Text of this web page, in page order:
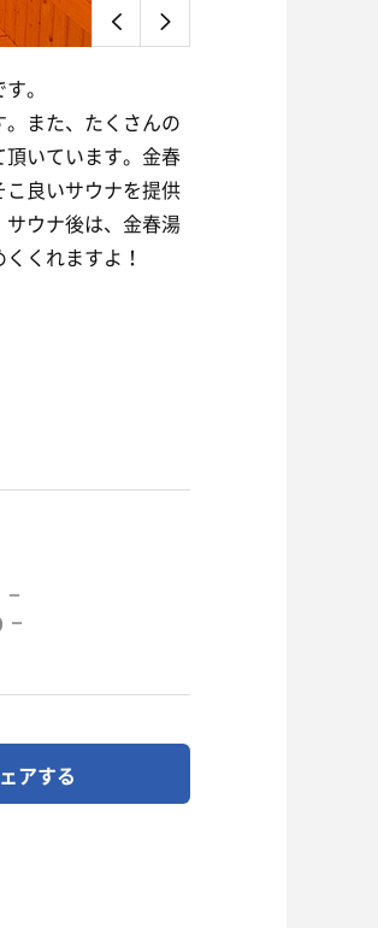
。
また、たくさんの
いています。金春
良いサウナを提供
ウナ後は、金春湯
くれますよ！
アする